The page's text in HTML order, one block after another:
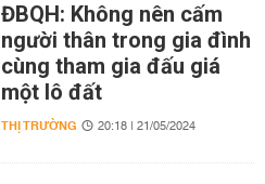
ĐBQH: Không nên cấm
người thân trong gia đình
cùng tham gia đấu giá
một lô đất
THỊ TRƯỜNG 20:18 | 21/05/2024